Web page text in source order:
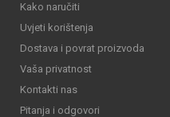
Kako naručiti
Uvjeti korištenja
Dostava i povrat proizvoda
Vaša privatnost
Kontakti nas
Pitanja i odgovori